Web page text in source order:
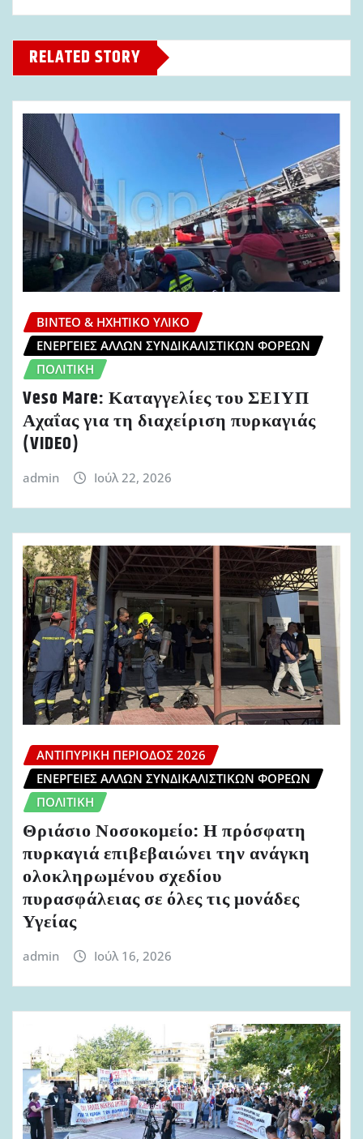
RELATED STORY
ΒΊΝΤΕΟ & ΗΧΗΤΙΚΌ ΥΛΙΚΌ
ΕΝΈΡΓΕΙΕΣ ΆΛΛΩΝ ΣΥΝΔΙΚΑΛΙΣΤΙΚΏΝ ΦΟΡΈΩΝ
ΠΟΛΙΤΙΚΉ
Veso Mare: Καταγγελίες του ΣΕΙΥΠ
Αχαΐας για τη διαχείριση πυρκαγιάς
(VIDEO)
admin Ιούλ 22, 2026
ΑΝΤΙΠΥΡΙΚΉ ΠΕΡΊΟΔΟΣ 2026
ΕΝΈΡΓΕΙΕΣ ΆΛΛΩΝ ΣΥΝΔΙΚΑΛΙΣΤΙΚΏΝ ΦΟΡΈΩΝ
ΠΟΛΙΤΙΚΉ
Θριάσιο Νοσοκομείο: Η πρόσφατη
πυρκαγιά επιβεβαιώνει την ανάγκη
ολοκληρωμένου σχεδίου
πυρασφάλειας σε όλες τις μονάδες
Υγείας
admin Ιούλ 16, 2026